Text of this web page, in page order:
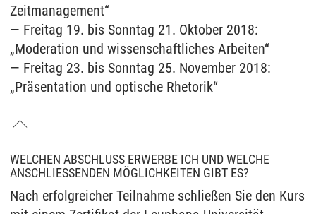
Zeitmanagement“
— Freitag 19. bis Sonntag 21. Oktober 2018:
„Moderation und wissenschaftliches Arbeiten“
— Freitag 23. bis Sonntag 25. November 2018:
„Präsentation und optische Rhetorik“
WELCHEN ABSCHLUSS ERWERBE ICH UND WELCHE
ANSCHLIESSENDEN MÖGLICHKEITEN GIBT ES?
Nach erfolgreicher Teilnahme schließen Sie den Kurs